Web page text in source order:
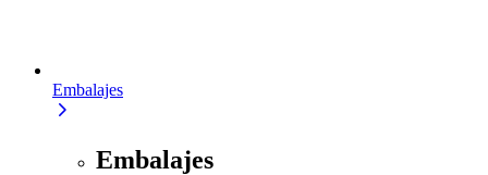
Embalajes
Embalajes